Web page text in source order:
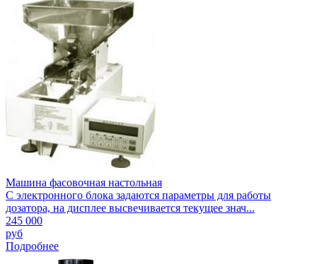
Машина фасовочная настольная
С электронного блока задаются параметры для работы
дозатора, на дисплее высвечивается текущее знач...
245 000
руб
Подробнее